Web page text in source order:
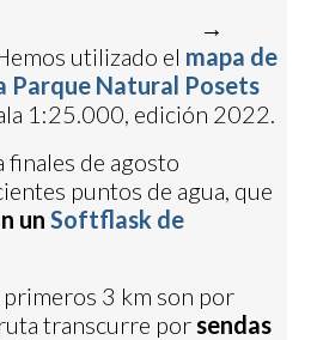
→
utilizado el mapa de
Parque Natural Posets
1:25.000, edición 2022.
finales de agosto
puntos de agua, que
un Softflask de
primeros 3 km son por
transcurre por sendas